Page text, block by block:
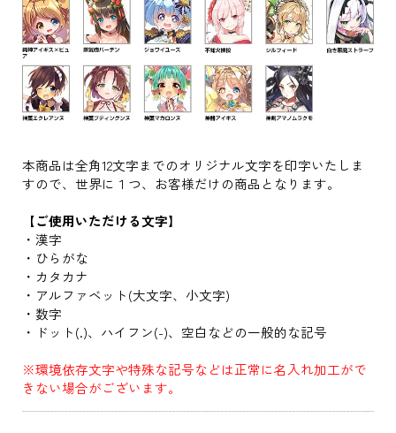
本商品は全角12文字までのオリジナル文字を印字いたしま
すので、世界に１つ、お客様だけの商品となります。
【ご使用いただける文字】
・漢字
・ひらがな
・カタカナ
・アルファベット(大文字、小文字)
・数字
・ドット(.)、ハイフン(-)、空白などの一般的な記号
※環境依存文字や特殊な記号などは正常に名入れ加工がで
きない場合がございます。